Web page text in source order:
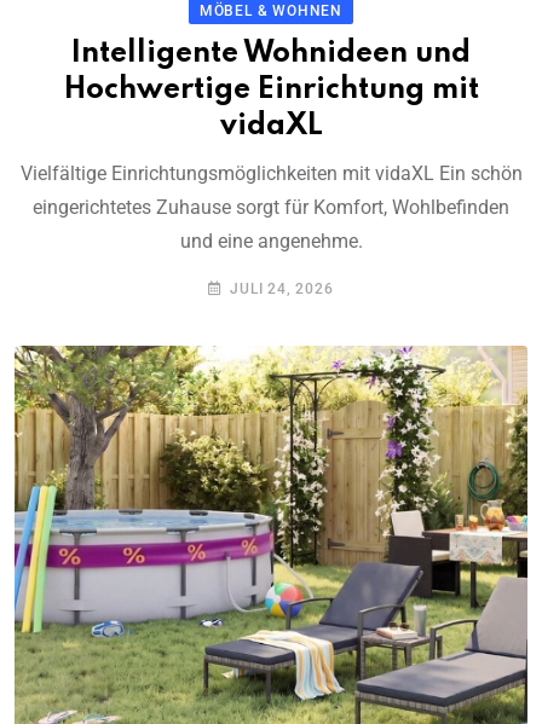
MÖBEL & WOHNEN
Intelligente Wohnideen und
Hochwertige Einrichtung mit
vidaXL
Vielfältige Einrichtungsmöglichkeiten mit vidaXL Ein schön
eingerichtetes Zuhause sorgt für Komfort, Wohlbefinden
und eine angenehme.
JULI 24, 2026